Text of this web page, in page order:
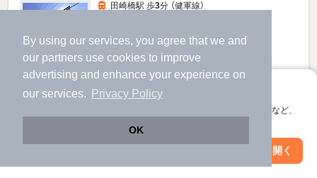
By using our services, you agree that we and
our partners use cookies to improve
advertising and enhance your experience on
our services.
Privacy Policy
OK
アプリに切り替えて、サクサクお部屋探し
会員登録なしですぐ使える。マップ検索やお気に入り保存など、
アプリを開く
すべての写真
田崎橋駅 歩3分 （健軍線）
ほか1駅（徒歩20分圏内）
熊本県熊本市西区田崎本町107-1
2階建 / 新築 / 木造
駐輪場あり
宅配ボックス
万円
敷 不要 礼 不要
絞り込み条件を変更